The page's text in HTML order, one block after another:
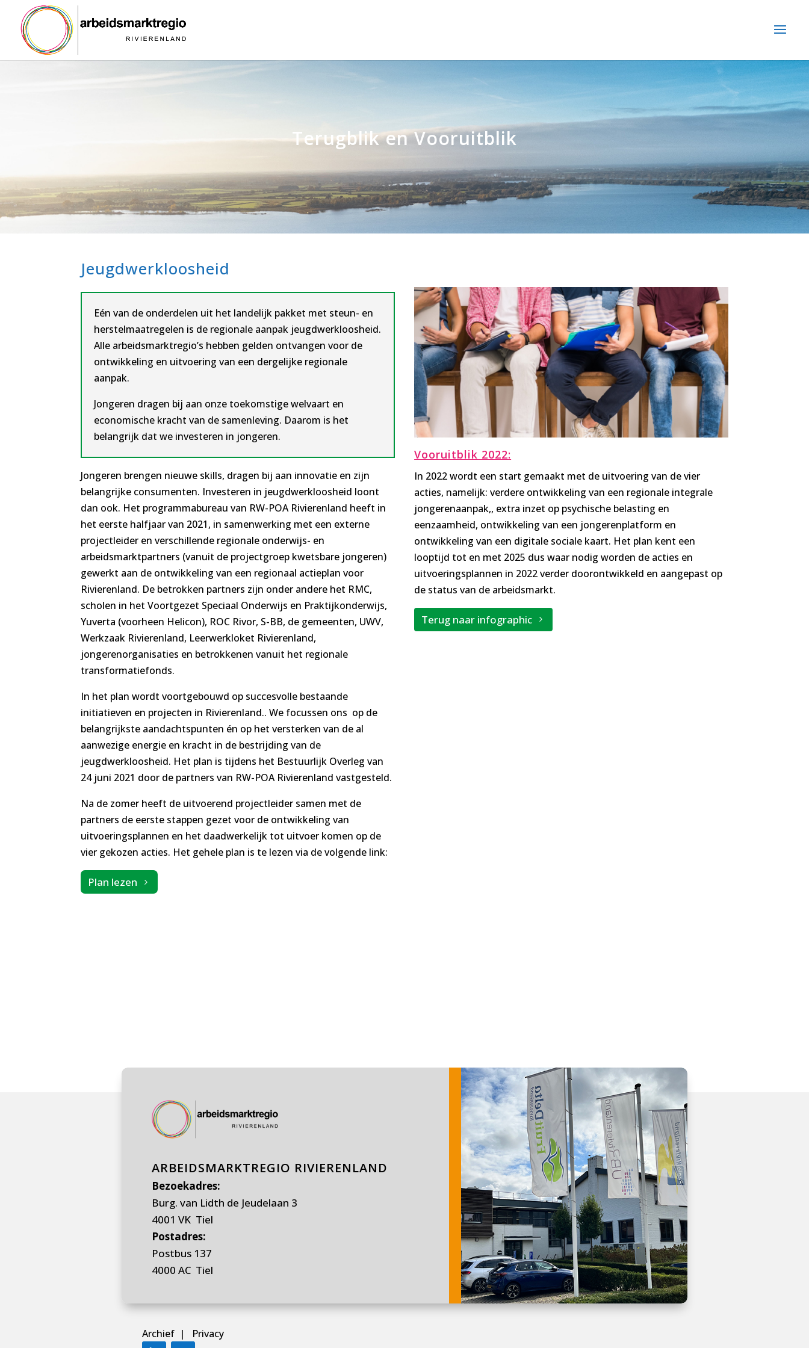
Terugblik en Vooruitblik
Jeugdwerkloosheid
Eén van de onderdelen uit het landelijk pakket met steun- en
herstelmaatregelen is de regionale aanpak jeugdwerkloosheid.
Alle arbeidsmarktregio’s hebben gelden ontvangen voor de
ontwikkeling en uitvoering van een dergelijke regionale
aanpak.
Jongeren dragen bij aan onze toekomstige welvaart en
economische kracht van de samenleving. Daarom is het
belangrijk dat we investeren in jongeren.
Jongeren brengen nieuwe skills, dragen bij aan innovatie en zijn
belangrijke consumenten. Investeren in jeugdwerkloosheid loont
dan ook. Het programmabureau van RW-POA Rivierenland heeft in
het eerste halfjaar van 2021, in samenwerking met een externe
projectleider en verschillende regionale onderwijs- en
arbeidsmarktpartners (vanuit de projectgroep kwetsbare jongeren)
gewerkt aan de ontwikkeling van een regionaal actieplan voor
Rivierenland. De betrokken partners zijn onder andere het RMC,
scholen in het Voortgezet Speciaal Onderwijs en Praktijkonderwijs,
Yuverta (voorheen Helicon), ROC Rivor, S-BB, de gemeenten, UWV,
Werkzaak Rivierenland, Leerwerkloket Rivierenland,
jongerenorganisaties en betrokkenen vanuit het regionale
transformatiefonds.
In het plan wordt voortgebouwd op succesvolle bestaande
initiatieven en projecten in Rivierenland.. We focussen ons op de
belangrijkste aandachtspunten én op het versterken van de al
aanwezige energie en kracht in de bestrijding van de
jeugdwerkloosheid. Het plan is tijdens het Bestuurlijk Overleg van
24 juni 2021 door de partners van RW-POA Rivierenland vastgesteld.
Na de zomer heeft de uitvoerend projectleider samen met de
partners de eerste stappen gezet voor de ontwikkeling van
uitvoeringsplannen en het daadwerkelijk tot uitvoer komen op de
vier gekozen acties. Het gehele plan is te lezen via de volgende link:
Plan lezen
Vooruitblik 2022:
In 2022 wordt een start gemaakt met de uitvoering van de vier
acties, namelijk: verdere ontwikkeling van een regionale integrale
jongerenaanpak,, extra inzet op psychische belasting en
eenzaamheid, ontwikkeling van een jongerenplatform en
ontwikkeling van een digitale sociale kaart. Het plan kent een
looptijd tot en met 2025 dus waar nodig worden de acties en
uitvoeringsplannen in 2022 verder doorontwikkeld en aangepast op
de status van de arbeidsmarkt.
Terug naar infographic
ARBEIDSMARKTREGIO RIVIERENLAND
Bezoekadres:
Burg. van Lidth de Jeudelaan 3
4001 VK Tiel
Postadres:
Postbus 137
4000 AC Tiel
Archief | Privacy